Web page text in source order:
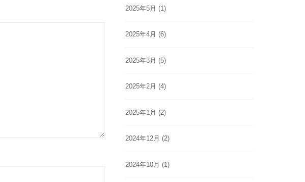
2025年5月 (1)
2025年4月 (6)
2025年3月 (5)
2025年2月 (4)
2025年1月 (2)
2024年12月 (2)
2024年10月 (1)